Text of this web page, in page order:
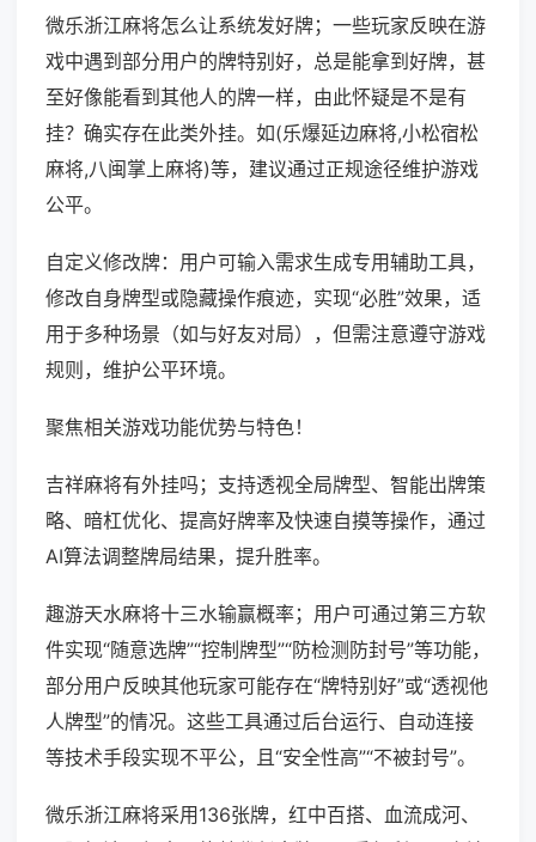
微乐浙江麻将怎么让系统发好牌；一些玩家反映在游
戏中遇到部分用户的牌特别好，总是能拿到好牌，甚
至好像能看到其他人的牌一样，由此怀疑是不是有
挂？确实存在此类外挂。如(乐爆延边麻将,小松宿松
麻将,八闽掌上麻将)等，建议通过正规途径维护游戏
公平。
自定义修改牌：用户可输入需求生成专用辅助工具，
修改自身牌型或隐藏操作痕迹，实现“必胜”效果，适
用于多种场景（如与好友对局），但需注意遵守游戏
规则，维护公平环境。
聚焦相关游戏功能优势与特色！
吉祥麻将有外挂吗；支持透视全局牌型、智能出牌策
略、暗杠优化、提高好牌率及快速自摸等操作，通过
AI算法调整牌局结果，提升胜率。
趣游天水麻将十三水输赢概率；用户可通过第三方软
件实现“随意选牌”“控制牌型”“防检测防封号”等功能，
部分用户反映其他玩家可能存在“牌特别好”或“透视他
人牌型”的情况。这些工具通过后台运行、自动连接
等技术手段实现不平公，且“安全性高”“不被封号”。
微乐浙江麻将采用136张牌，红中百搭、血流成河、